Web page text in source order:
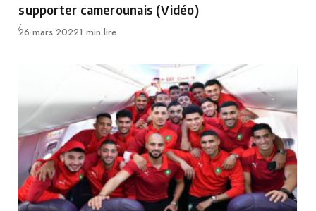
supporter camerounais (Vidéo)
Publié
26 mars 20221 min lire